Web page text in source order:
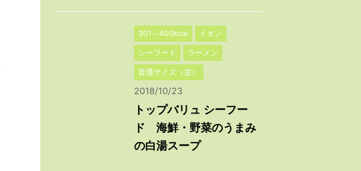
301～400kcal
イオン
シーフード
ラーメン
普通サイズ（並）
2018/10/23
トップバリュ シーフー
ド 海鮮・野菜のうまみ
の白湯スープ